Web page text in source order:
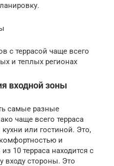
с террасой чаще всего
и теплых регионах
входной зоны
самые разные
чаще всего терраса
или гостиной. Это,
и
10 терраса находится с
входу стороны. Это